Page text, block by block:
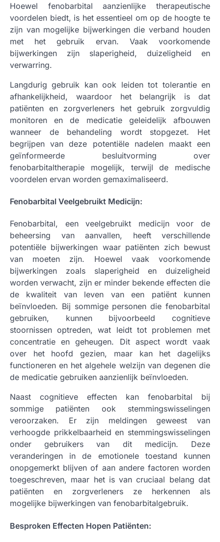
Hoewel fenobarbital aanzienlijke therapeutische
voordelen biedt, is het essentieel om op de hoogte te
zijn van mogelijke bijwerkingen die verband houden
met het gebruik ervan. Vaak voorkomende
bijwerkingen zijn slaperigheid, duizeligheid en
verwarring.
Langdurig gebruik kan ook leiden tot tolerantie en
afhankelijkheid, waardoor het belangrijk is dat
patiënten en zorgverleners het gebruik zorgvuldig
monitoren en de medicatie geleidelijk afbouwen
wanneer de behandeling wordt stopgezet. Het
begrijpen van deze potentiële nadelen maakt een
geïnformeerde besluitvorming over
fenobarbitaltherapie mogelijk, terwijl de medische
voordelen ervan worden gemaximaliseerd.
Fenobarbital Veelgebruikt Medicijn:
Fenobarbital, een veelgebruikt medicijn voor de
beheersing van aanvallen, heeft verschillende
potentiële bijwerkingen waar patiënten zich bewust
van moeten zijn. Hoewel vaak voorkomende
bijwerkingen zoals slaperigheid en duizeligheid
worden verwacht, zijn er minder bekende effecten die
de kwaliteit van leven van een patiënt kunnen
beïnvloeden. Bij sommige personen die fenobarbital
gebruiken, kunnen bijvoorbeeld cognitieve
stoornissen optreden, wat leidt tot problemen met
concentratie en geheugen. Dit aspect wordt vaak
over het hoofd gezien, maar kan het dagelijks
functioneren en het algehele welzijn van degenen die
de medicatie gebruiken aanzienlijk beïnvloeden.
Naast cognitieve effecten kan fenobarbital bij
sommige patiënten ook stemmingswisselingen
veroorzaken. Er zijn meldingen geweest van
verhoogde prikkelbaarheid en stemmingswisselingen
onder gebruikers van dit medicijn. Deze
veranderingen in de emotionele toestand kunnen
onopgemerkt blijven of aan andere factoren worden
toegeschreven, maar het is van cruciaal belang dat
patiënten en zorgverleners ze herkennen als
mogelijke bijwerkingen van fenobarbitalgebruik.
Besproken Effecten Hopen Patiënten: